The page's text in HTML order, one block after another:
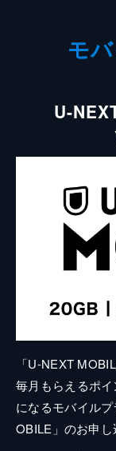
モ
U-
「U-NEXT
毎月もらえるポ
になるモバイル
OBILE」のお申し